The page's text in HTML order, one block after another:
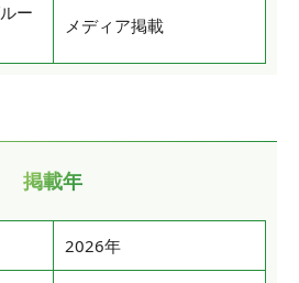
ー
メディア掲載
掲載年
2026年